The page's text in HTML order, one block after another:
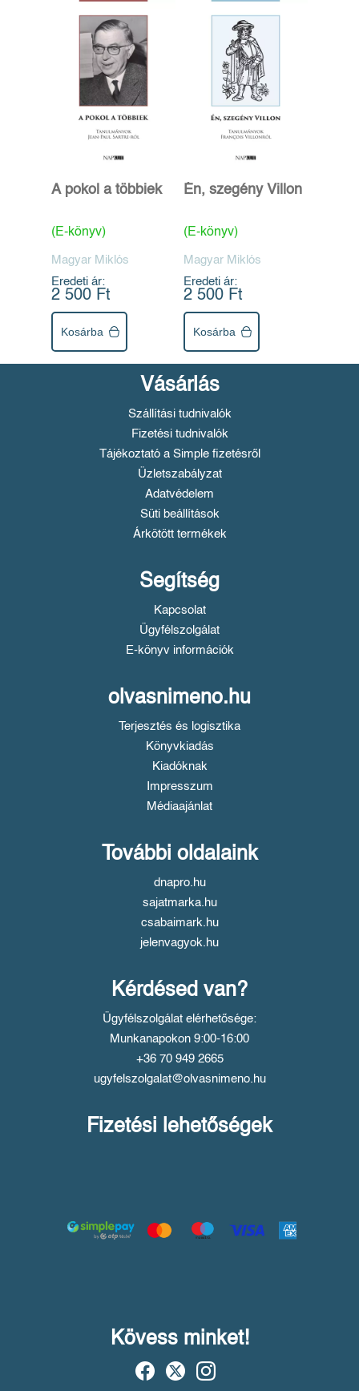
A pokol a többiek
(E-könyv)
Magyar Miklós
Eredeti ár:
2 500 Ft
Kosárba
Én, szegény Villon
(E-könyv)
Magyar Miklós
Eredeti ár:
2 500 Ft
Kosárba
Vásárlás
Szállítási tudnivalók
Fizetési tudnivalók
Tájékoztató a Simple fizetésről
Üzletszabályzat
Adatvédelem
Süti beállítások
Árkötött termékek
Segítség
Kapcsolat
Ügyfélszolgálat
E-könyv információk
olvasnimeno.hu
Terjesztés és logisztika
Könyvkiadás
Kiadóknak
Impresszum
Médiaajánlat
További oldalaink
dnapro.hu
sajatmarka.hu
csabaimark.hu
jelenvagyok.hu
Kérdésed van?
Ügyfélszolgálat elérhetősége:
Munkanapokon 9:00-16:00
+36 70 949 2665
ugyfelszolgalat@olvasnimeno.hu
Fizetési lehetőségek
Kövess minket!